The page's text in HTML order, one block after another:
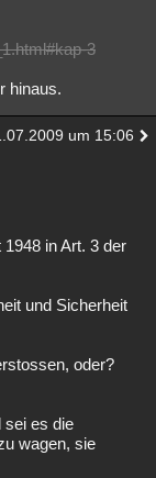
3
hinaus.
um 15:06
in Art. 3 der
und Sicherheit
oder?
sei es die
wagen, sie